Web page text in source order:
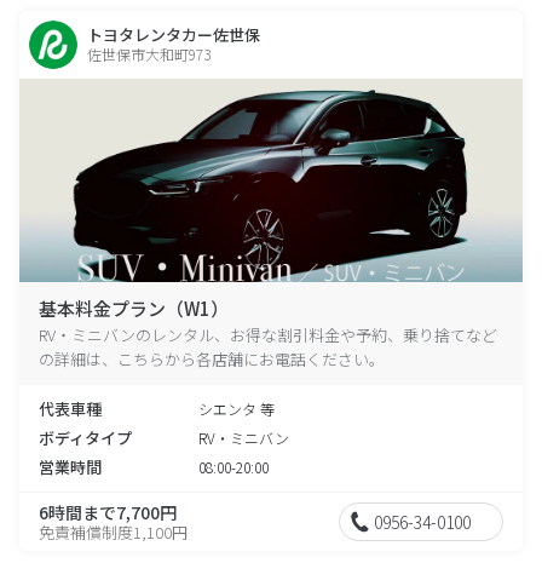
トヨタレンタカー佐世保
佐世保市大和町973
基本料金プラン（W1）
RV・ミニバンのレンタル、お得な割引料金や予約、乗り捨てなど
の詳細は、こちらから各店舗にお電話ください。
代表車種 シエンタ 等
ボディタイプ RV・ミニバン
営業時間 08:00-20:00
6時間まで7,700円
免責補償制度1,100円 0956-34-0100